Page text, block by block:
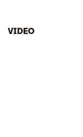
VIDEO